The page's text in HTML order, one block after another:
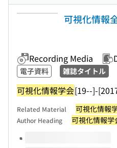
可視化情報
Recording Media
電子資料
雑誌タイトル
可視化情報学会[19--]-
Related Material 可視化情報
Author Heading 可視化情報学
Volumes of this title